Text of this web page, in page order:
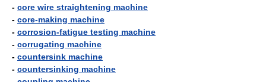
- core wire straightening machine
- core-making machine
- corrosion-fatigue testing machine
- corrugating machine
- countersink machine
- countersinking machine